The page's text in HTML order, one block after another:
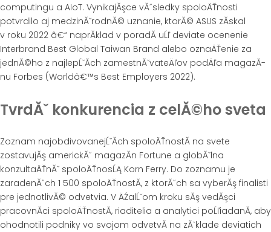
computingu a AIoT. VynikajĂşce vĂ˝sledky spoloÄŤnosti
potvrdilo aj medzinĂˇrodnĂ© uznanie, ktorĂ© ASUS zĂ­skal
v roku 2022 â€“ naprĂ­klad v poradĂ­ uĹľ deviate ocenenie
Interbrand Best Global Taiwan Brand alebo oznaÄŤenie za
jednĂ©ho z najlepĹˇĂ­ch zamestnĂˇvateÄľov podÄľa magazĂ­
nu Forbes (Worldâ€™s Best Employers 2022).
TvrdĂˇ konkurencia z celĂ©ho sveta
Zoznam najobdivovanejĹˇĂ­ch spoloÄŤnostĂ­ na svete
zostavujĂş americkĂ˝ magazĂ­n Fortune a globĂˇlna
konzultaÄŤnĂˇ spoloÄŤnosĹĄ Korn Ferry. Do zoznamu je
zaradenĂ˝ch 1 500 spoloÄŤnostĂ­, z ktorĂ˝ch sa vyberĂş finalisti
pre jednotlivĂ© odvetvia. V ÄŹalĹˇom kroku sĂş vedĂşci
pracovnĂ­ci spoloÄŤnostĂ­, riaditelia a analytici poĹľiadanĂ­, aby
ohodnotili podniky vo svojom odvetvĂ­ na zĂˇklade deviatich